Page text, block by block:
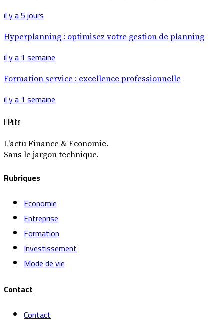
il y a 5 jours
Hyperplanning : optimisez votre gestion de planning
il y a 1 semaine
Formation service : excellence professionnelle
il y a 1 semaine
EDPubs
L'actu Finance & Economie.
Sans le jargon technique.
Rubriques
Economie
Entreprise
Formation
Investissement
Mode de vie
Contact
Contact